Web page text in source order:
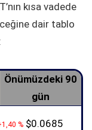
kısa vadede
dair tablo
Önümüzdeki 90
gün
% $0.0685